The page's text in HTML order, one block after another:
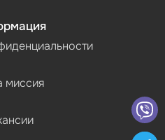
миссия